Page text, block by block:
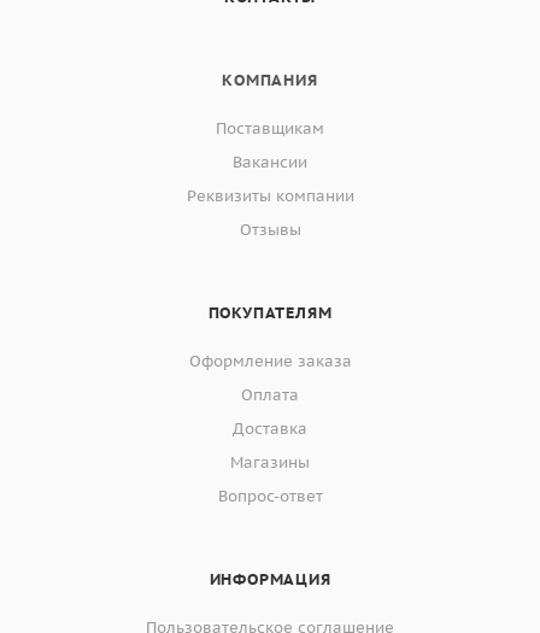
КОМПАНИЯ
Поставщикам
Вакансии
Реквизиты компании
Отзывы
ПОКУПАТЕЛЯМ
Оформление заказа
Оплата
Доставка
Магазины
Вопрос-ответ
ИНФОРМАЦИЯ
Пользовательское соглашение